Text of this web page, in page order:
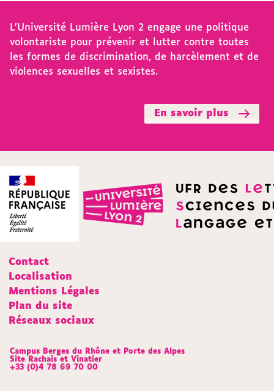
L’Université Lumière Lyon 2 engage une politique
volontariste pour prévenir et lutter contre toutes
les formes de discrimination, de harcèlement et de
violences sexuelles et sexistes.
En savoir plus
Contact
Localisation
Mentions Légales
Plan du site
Réseaux sociaux
Campus Berges du Rhône et Porte des Alpes
Site Rachais et Vinatier
+33 (0)4 78 69 70 00